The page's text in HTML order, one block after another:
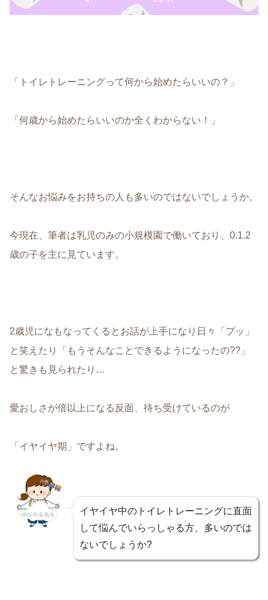
「 トイレトレーニングって何から始めたらいいの？ 」
「 何歳から始めたらいいのか全くわからない！ 」
そんなお悩みをお持ちの人も多いのではないでしょうか。
今現在、筆者は乳児のみの小規模園で働いており、0.1.2
歳の子を主に見ています。
2歳児になもなってくるとお話が上手になり日々「プッ」
と笑えたり「もうそんなことできるようになったの??」
と驚きも見られたり…
愛おしさが倍以上になる反面、待ち受けているのが
「イヤイヤ期」 ですよね。
イヤイヤ中のトイレトレーニングに直面
して悩んでいらっしゃる方、多いのでは
ないでしょうか?